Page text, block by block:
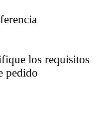
los requisitos
pedido